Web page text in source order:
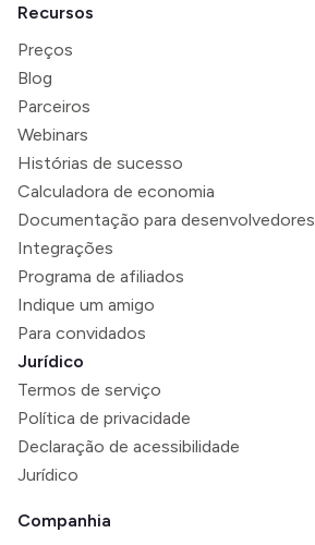
Recursos
Preços
Blog
Parceiros
Webinars
Histórias de sucesso
Calculadora de economia
Documentação para desenvolvedores
Integrações
Programa de afiliados
Indique um amigo
Para convidados
Jurídico
Termos de serviço
Política de privacidade
Declaração de acessibilidade
Jurídico
Companhia